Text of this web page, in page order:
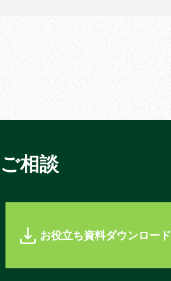
相談
お役立ち資料ダウンロード